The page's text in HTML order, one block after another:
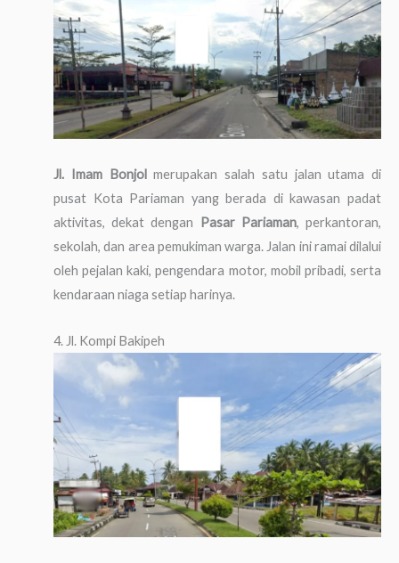
Jl. Imam Bonjolmerupakan salah satu jalan utama di
pusat Kota Pariaman yang berada di kawasan padat
aktivitas, dekat dengan
Pasar Pariaman, perkantoran,
sekolah, dan area pemukiman warga. Jalan ini ramai dilalui
oleh pejalan kaki, pengendara motor, mobil pribadi, serta
kendaraan niaga setiap harinya.
4. Jl. Kompi Bakipeh